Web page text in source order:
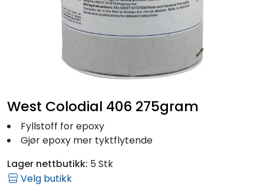
West Colodial 406 275gram
Fyllstoff for epoxy
Gjør epoxy mer tyktflytende
Lager nettbutikk: 5 Stk
Velg butikk
Fritid/Sikkerhet
Båtpleie/Opplag